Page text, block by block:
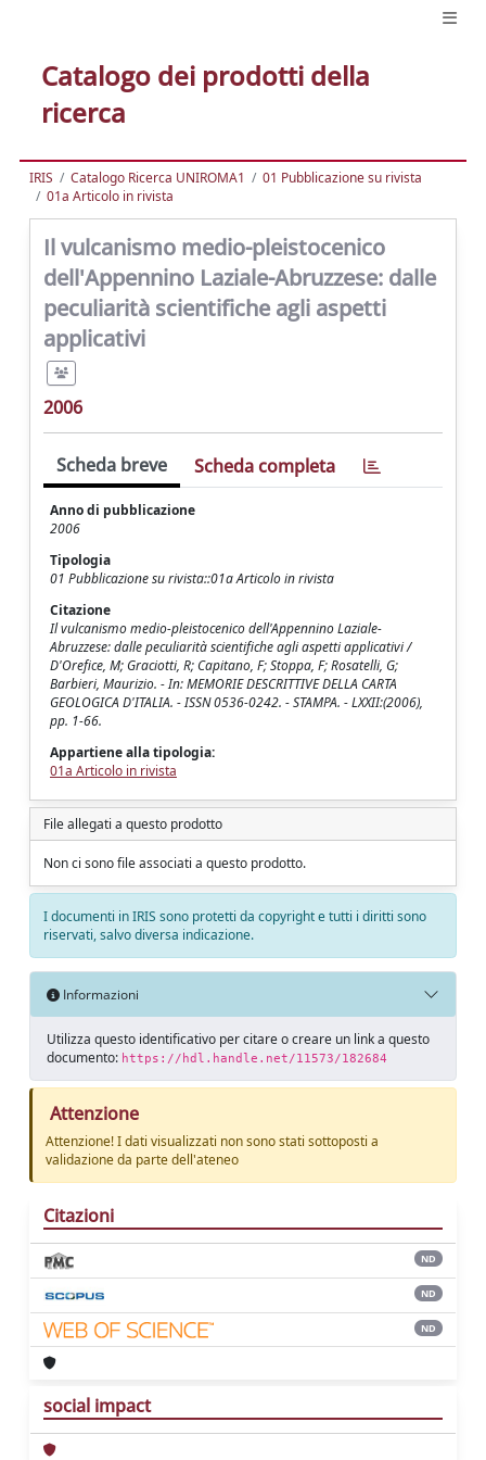
Catalogo dei prodotti della
ricerca
IRIS Catalogo Ricerca UNIROMA1
01 Pubblicazione su rivista
01a Articolo in rivista
Il vulcanismo medio-pleistocenico
dell'Appennino Laziale-Abruzzese: dalle
peculiarità scientifiche agli aspetti
applicativi
2006
Scheda breve Scheda completa
Anno di pubblicazione
2006
Tipologia
01 Pubblicazione su rivista::01a Articolo in rivista
Citazione
Il vulcanismo medio-pleistocenico dell'Appennino Laziale-
Abruzzese: dalle peculiarità scientifiche agli aspetti applicativi /
D'Orefice, M; Graciotti, R; Capitano, F; Stoppa, F; Rosatelli, G;
Barbieri, Maurizio. - In: MEMORIE DESCRITTIVE DELLA CARTA
GEOLOGICA D'ITALIA. - ISSN 0536-0242. - STAMPA. - LXXII:(2006),
pp. 1-66.
Appartiene alla tipologia:
01a Articolo in rivista
File allegati a questo prodotto
Non ci sono file associati a questo prodotto.
I documenti in IRIS sono protetti da copyright e tutti i diritti sono
riservati, salvo diversa indicazione.
Informazioni
Utilizza questo identificativo per citare o creare un link a questo
documento: https://hdl.handle.net/11573/182684
Attenzione
Attenzione! I dati visualizzati non sono stati sottoposti a
validazione da parte dell'ateneo
Citazioni
ND
ND
ND
social impact